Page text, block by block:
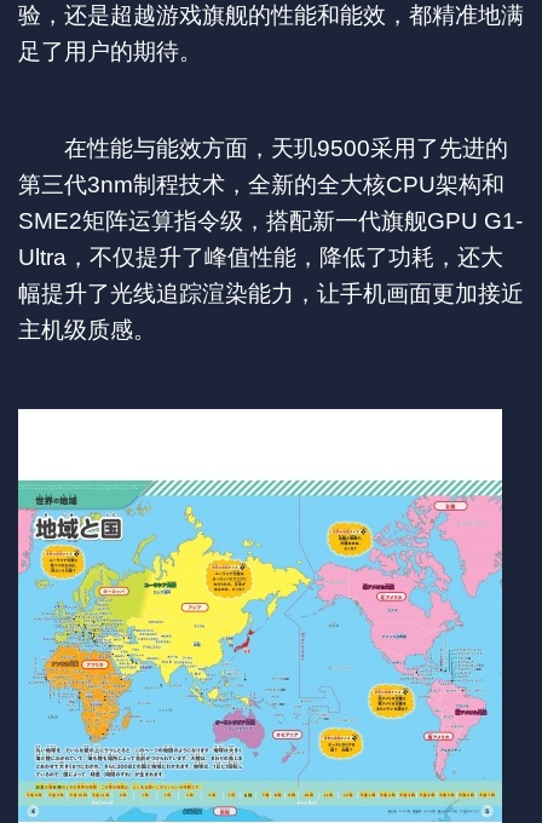
验，还是超越游戏旗舰的性能和能效，都精准地满
足了用户的期待。
在性能与能效方面，天玑9500采用了先进的
第三代3nm制程技术，全新的全大核CPU架构和
SME2矩阵运算指令级，搭配新一代旗舰GPU G1-
Ultra，不仅提升了峰值性能，降低了功耗，还大
幅提升了光线追踪渲染能力，让手机画面更加接近
主机级质感。